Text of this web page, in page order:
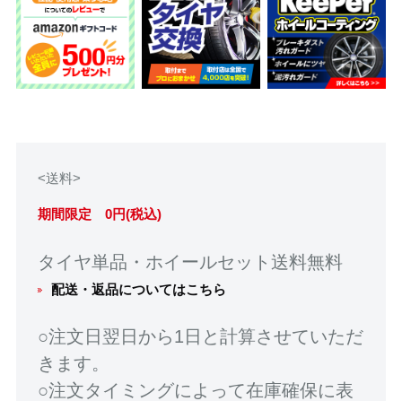
<送料>
期間限定 0円(税込)
タイヤ単品・ホイールセット送料無料
配送・返品についてはこちら
○注文日翌日から1日と計算させていただ
きます。
○注文タイミングによって在庫確保に表